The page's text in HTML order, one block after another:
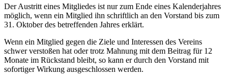
Der Austritt eines Mitgliedes ist nur zum Ende eines Kalenderjahres
möglich, wenn ein Mitglied ihn schriftlich an den Vorstand bis zum
31. Oktober des betreffenden Jahres erklärt.
Wenn ein Mitglied gegen die Ziele und Interessen des Vereins
schwer verstoßen hat oder trotz Mahnung mit dem Beitrag für 12
Monate im Rückstand bleibt, so kann er durch den Vorstand mit
sofortiger Wirkung ausgeschlossen werden.